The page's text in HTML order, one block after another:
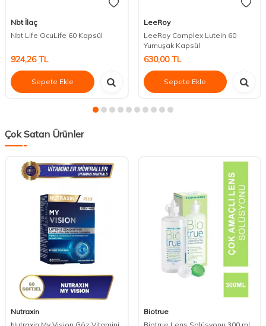
Nbt İlaç
Nbt Life OcuLife 60 Kapsül
924,26TL
Sepete Ekle
LeeRoy
LeeRoy Complex Lutein 60
Yumuşak Kapsül
630,00TL
Sepete Ekle
Çok Satan Ürünler
Nutraxin
Biotrue